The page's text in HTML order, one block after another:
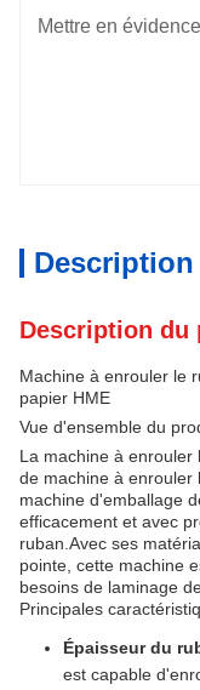
Mettre en
Description du
Machine à enrouler le
papier HME
Vue d'ensemble du
La machine à enrouler
de machine à enrouler
machine d'emballage
efficacement et avec
ruban.Avec ses
pointe, cette machine
besoins de laminage
Principales
Épaisseur du
est capable